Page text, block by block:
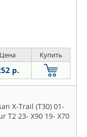
Цена Купить
р.
X-Trail (T30) 01-
T2 23- X90 19- X70